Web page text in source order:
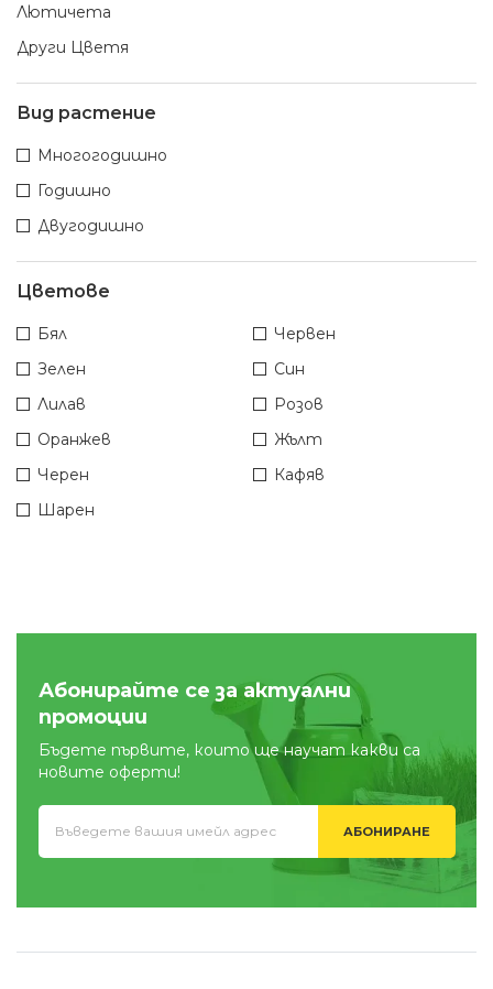
Лютичета
Други Цветя
Вид растение
Многогодишно
Годишно
Двугодишно
Цветове
Бял
Червен
Зелен
Син
Лилав
Розов
Оранжев
Жълт
Черен
Кафяв
Шарен
Абонирайте се за актуални
промоции
Бъдете първите, които ще научат какви са
новите оферти!
АБОНИРАНЕ